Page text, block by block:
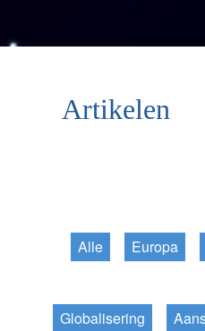
Artikelen
Alle Europa
Globalisering